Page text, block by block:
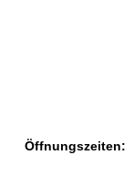
Öffnungszeiten: